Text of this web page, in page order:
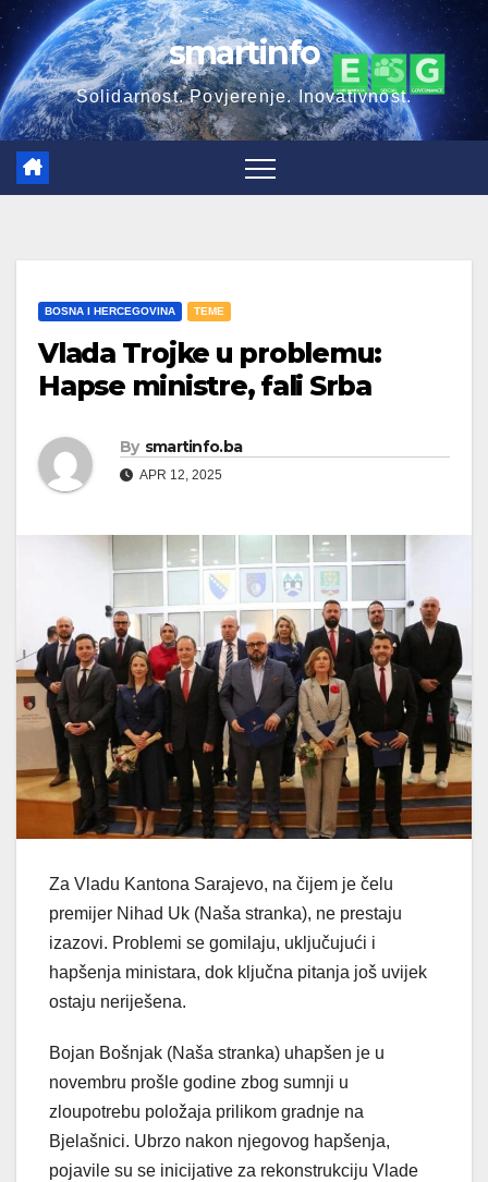
Skip
to
content
smartinfo
Solidarnost. Povjerenje. Inovativnost.
BOSNA I HERCEGOVINA TEME
Vlada Trojke u problemu:
Hapse ministre, fali Srba
By smartinfo.ba
APR 12, 2025
Za Vladu Kantona Sarajevo, na čijem je čelu
premijer Nihad Uk (Naša stranka), ne prestaju
izazovi. Problemi se gomilaju, uključujući i
hapšenja ministara, dok ključna pitanja još uvijek
ostaju neriješena.
Bojan Bošnjak (Naša stranka) uhapšen je u
novembru prošle godine zbog sumnji u
zloupotrebu položaja prilikom gradnje na
Bjelašnici. Ubrzo nakon njegovog hapšenja,
pojavile su se inicijative za rekonstrukciju Vlade